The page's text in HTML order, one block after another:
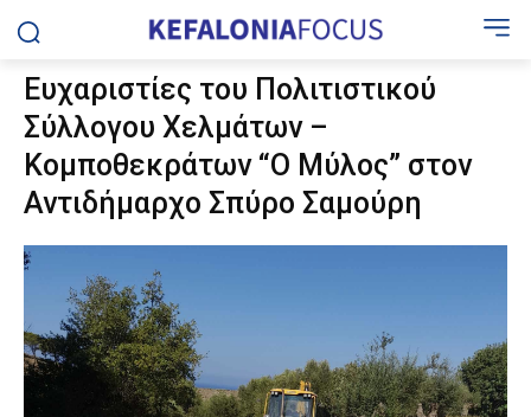
Ευχαριστίες του Πολιτιστικού
Σύλλογου Χελμάτων –
Κομποθεκράτων “Ο Μύλος” στον
Αντιδήμαρχο Σπύρο Σαμούρη